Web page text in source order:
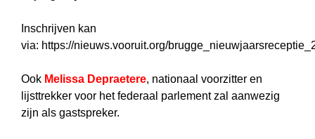
Inschrijven kan
via: https://nieuws.vooruit.org/
Ook Melissa Depraetere, nationaal voorzitter en
lijsttrekker voor het federaal parlement zal aanwezig
zijn als gastspreker.